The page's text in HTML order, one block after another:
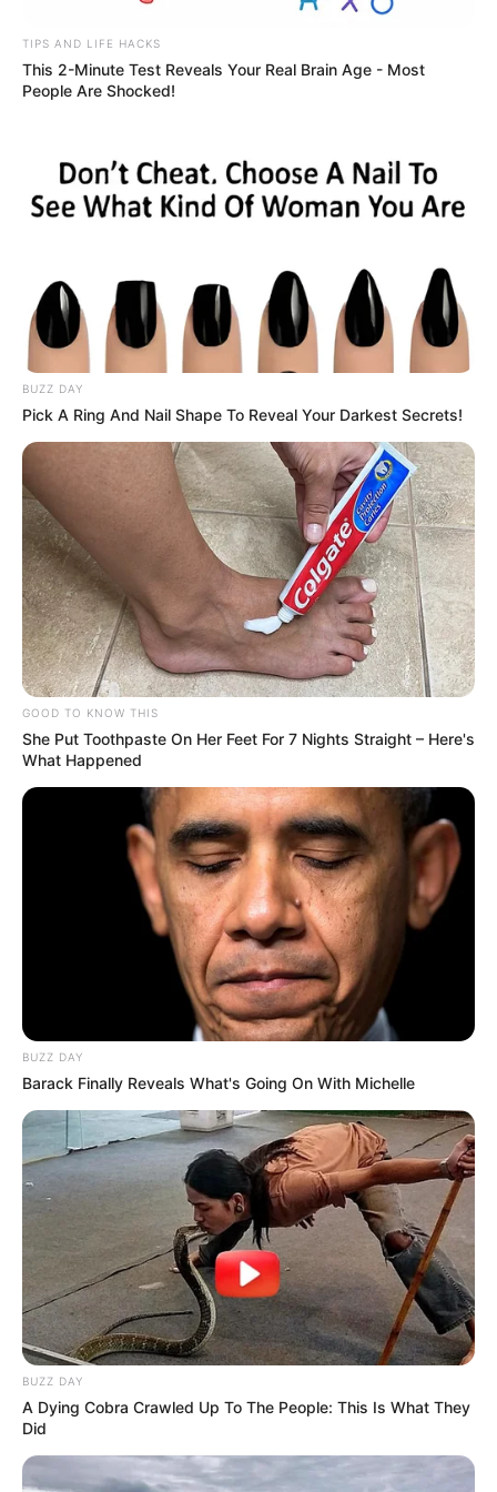
Περισσότερα νέα από την Εύβοια
καθηγητή
Την λένε «Κυκλάδες χωρίς πλοίο» και είναι 1
Θλίψη στην Εύβοια για γυναίκα
Ακολουθήστε το evianews.com στοGoogle
News
ΤΑ ΠΙΟ ΔΗΜΟΦΙΛΗ
TIPS AND LIFE HACKS
This 2-Minute Test Reveals Your Real Brain Age - Most
People Are Shocked!
BUZZ DAY
Pick A Ring And Nail Shape To Reveal Your Darkest Secrets!
GOOD TO KNOW THIS
She Put Toothpaste On Her Feet For 7 Nights Straight – Here's
What Happened
BUZZ DAY
Barack Finally Reveals What's Going On With Michelle
BUZZ DAY
A Dying Cobra Crawled Up To The People: This Is What They
Did